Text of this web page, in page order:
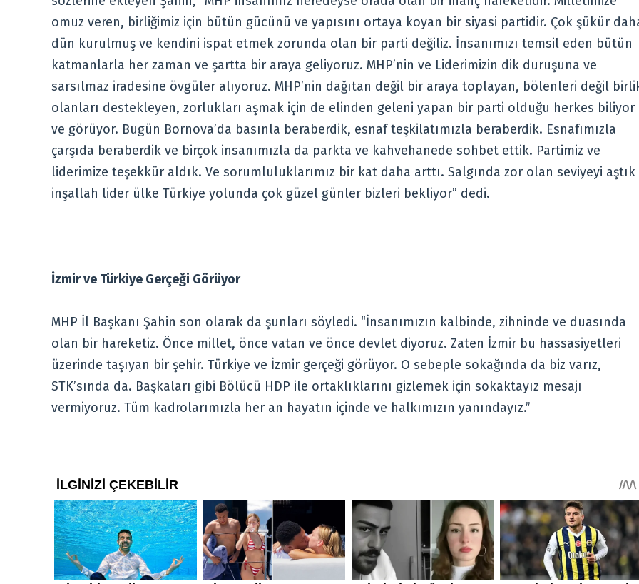
omuz veren, birliğimiz için bütün gücünü ve yapısını ortaya koyan bir siyasi partidir. Çok şükür
dün kurulmuş ve kendini ispat etmek zorunda olan bir parti değiliz. İnsanımızı temsil eden bütün
katmanlarla her zaman ve şartta bir araya geliyoruz. MHP’nin ve Liderimizin dik duruşuna ve
sarsılmaz iradesine övgüler alıyoruz. MHP’nin dağıtan değil bir araya toplayan, bölenleri değil
olanları destekleyen, zorlukları aşmak için de elinden geleni yapan bir parti olduğu herkes biliyor
ve görüyor. Bugün Bornova’da basınla beraberdik, esnaf teşkilatımızla beraberdik. Esnafımızla
çarşıda beraberdik ve birçok insanımızla da parkta ve kahvehanede sohbet ettik. Partimiz ve
liderimize teşekkür aldık. Ve sorumluluklarımız bir kat daha arttı. Salgında zor olan seviyeyi aştık
inşallah lider ülke Türkiye yolunda çok güzel günler bizleri bekliyor” dedi.
İzmir ve Türkiye Gerçeği Görüyor
MHP İl Başkanı Şahin son olarak da şunları söyledi. “İnsanımızın kalbinde, zihninde ve duasında
olan bir hareketiz. Önce millet, önce vatan ve önce devlet diyoruz. Zaten İzmir bu hassasiyetleri
üzerinde taşıyan bir şehir. Türkiye ve İzmir gerçeği görüyor. O sebeple sokağında da biz varız,
STK’sında da. Başkaları gibi Bölücü HDP ile ortaklıklarını gizlemek için sokaktayız mesajı
vermiyoruz. Tüm kadrolarımızla her an hayatın içinde ve halkımızın yanındayız.”